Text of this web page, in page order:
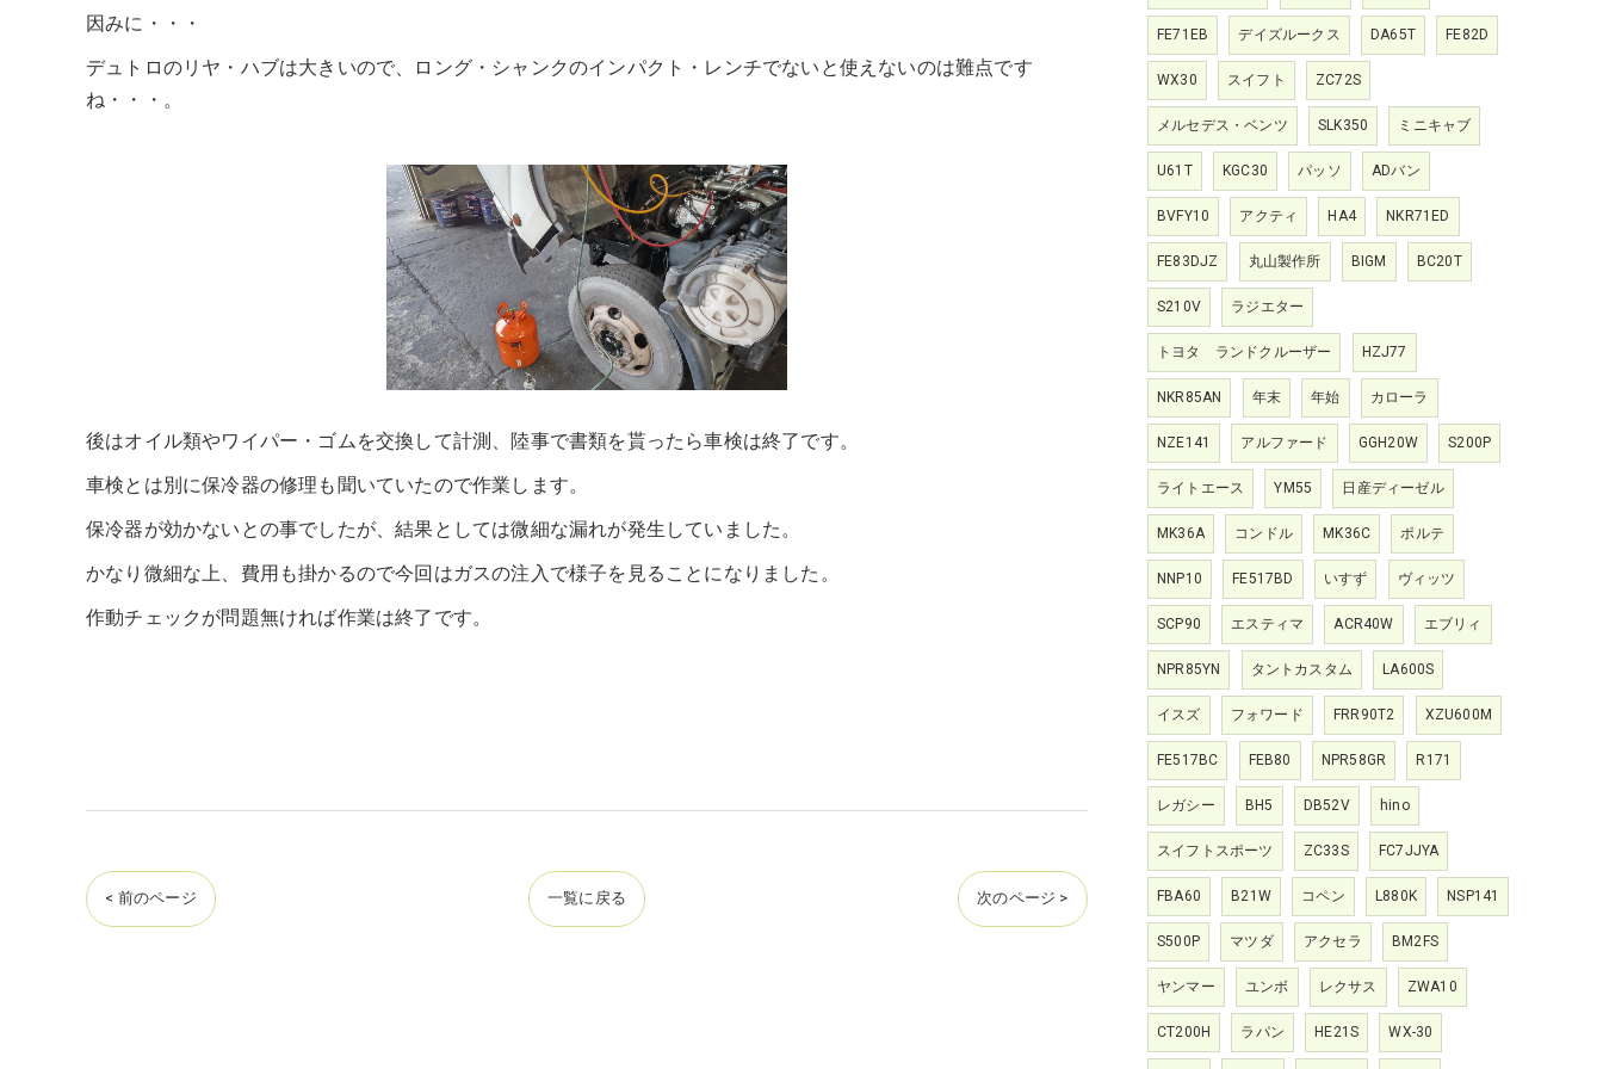
因みに・・・
デュトロのリヤ・ハブは大きいので、ロング・シャンクのインパクト・レンチでないと使えないのは難点です
ね・・・。
後はオイル類やワイパー・ゴムを交換して計測、陸事で書類を貰ったら車検は終了です。
車検とは別に保冷器の修理も聞いていたので作業します。
保冷器が効かないとの事でしたが、結果としては微細な漏れが発生していました。
かなり微細な上、費用も掛かるので今回はガスの注入で様子を見ることになりました。
作動チェックが問題無ければ作業は終了です。
< 前のページ 一覧に戻る 次のページ >
FE71EB デイズルークス DA65T FE82D
WX30 スイフト ZC72S
メルセデス・ベンツ SLK350 ミニキャブ
U61T KGC30 パッソ ADバン
BVFY10 アクティ HA4 NKR71ED
FE83DJZ 丸山製作所 BIGM BC20T
S210V ラジエター
トヨタ ランドクルーザー HZJ77
NKR85AN 年末 年始 カローラ
NZE141 アルファード GGH20W S200P
ライトエース YM55 日産ディーゼル
MK36A コンドル MK36C ポルテ
NNP10 FE517BD いすず ヴィッツ
SCP90 エスティマ ACR40W エブリィ
NPR85YN タントカスタム LA600S
イスズ フォワード FRR90T2 XZU600M
FE517BC FEB80 NPR58GR R171
レガシー BH5 DB52V hino
スイフトスポーツ ZC33S FC7JJYA
FBA60 B21W コペン L880K NSP141
S500P マツダ アクセラ BM2FS
ヤンマー ユンボ レクサス ZWA10
CT200H ラパン HE21S WX-30